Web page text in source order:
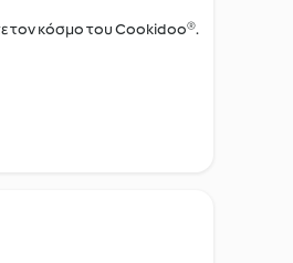
τον κόσμο του Cookidoo®.